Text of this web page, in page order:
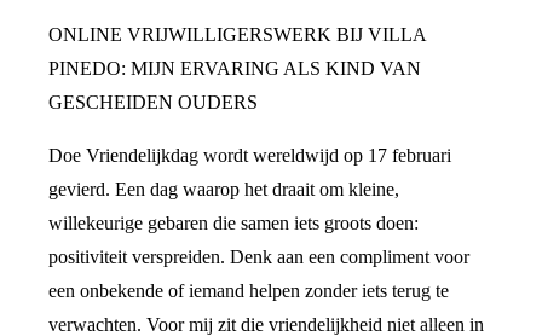
ONLINE VRIJWILLIGERSWERK BIJ VILLA
PINEDO: MIJN ERVARING ALS KIND VAN
GESCHEIDEN OUDERS
Doe Vriendelijkdag wordt wereldwijd op 17 februari
gevierd. Een dag waarop het draait om kleine,
willekeurige gebaren die samen iets groots doen:
positiviteit verspreiden. Denk aan een compliment voor
een onbekende of iemand helpen zonder iets terug te
verwachten. Voor mij zit die vriendelijkheid niet alleen in